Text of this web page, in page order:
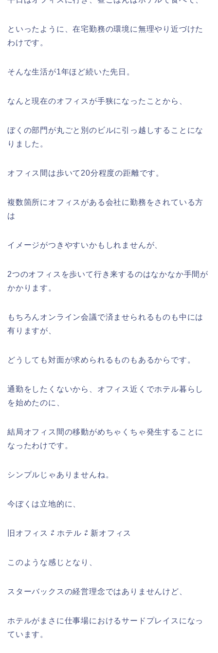
といったように、在宅勤務の環境に無理やり近づけた
わけです。
そんな生活が1年ほど続いた先日。
なんと現在のオフィスが手狭になったことから、
ぼくの部門が丸ごと別のビルに引っ越しすることにな
りました。
オフィス間は歩いて20分程度の距離です。
複数箇所にオフィスがある会社に勤務をされている方
は
イメージがつきやすいかもしれませんが、
2つのオフィスを歩いて行き来するのはなかなか手間が
かかります。
もちろんオンライン会議で済ませられるものも中には
有りますが、
どうしても対面が求められるものもあるからです。
通勤をしたくないから、オフィス近くでホテル暮らし
を始めたのに、
結局オフィス間の移動がめちゃくちゃ発生することに
なったわけです。
シンプルじゃありませんね。
今ぼくは立地的に、
旧オフィス ⇄ ホテル ⇄ 新オフィス
このような感じとなり、
スターバックスの経営理念ではありませんけど、
ホテルがまさに仕事場におけるサードプレイスになっ
ています。